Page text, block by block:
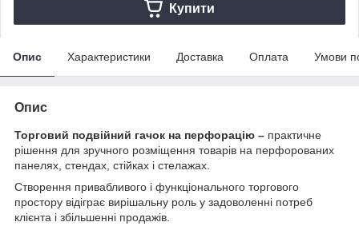
Купити
Опис Характеристики Доставка Оплата Умови
Опис
Торговий подвійний гачок на перфорацію – практичне
рішення для зручного розміщення товарів на перфорованих
панелях, стендах, стійках і стелажах.
Створення привабливого і функціонального торгового
простору відіграє вирішальну роль у задоволенні потреб
клієнта і збільшенні продажів.